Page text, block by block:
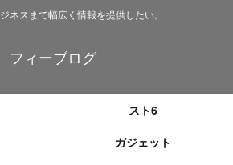
ネスまで幅広く情報を提供したい。
フィーブログ
スト6
ガジェット